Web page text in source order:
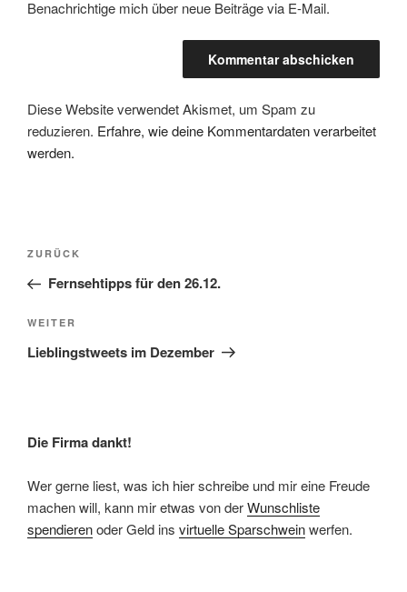
Benachrichtige mich über neue Beiträge via E-Mail.
Diese Website verwendet Akismet, um Spam zu
reduzieren. Erfahre, wie deine Kommentardaten verarbeitet
werden.
Beitragsnavigation
Vorheriger
Beitrag
ZURÜCK
Fernsehtipps für den 26.12.
Nächster
Beitrag
WEITER
Lieblingstweets im Dezember
Die Firma dankt!
Wer gerne liest, was ich hier schreibe und mir eine Freude
machen will, kann mir etwas von derWunschliste
spendierenoder Geld ins virtuelle Sparschweinwerfen.